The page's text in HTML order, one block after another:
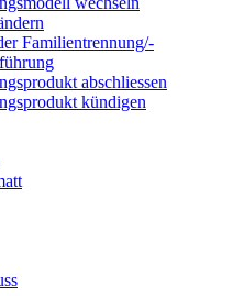
Familientrennung/-
abschliessen
kündigen